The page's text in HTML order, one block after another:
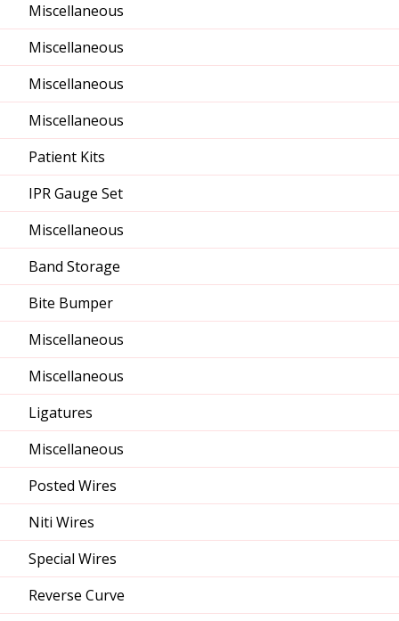
Miscellaneous
Miscellaneous
Miscellaneous
Miscellaneous
Patient Kits
IPR Gauge Set
Miscellaneous
Band Storage
Bite Bumper
Miscellaneous
Miscellaneous
Ligatures
Miscellaneous
Posted Wires
Niti Wires
Special Wires
Reverse Curve